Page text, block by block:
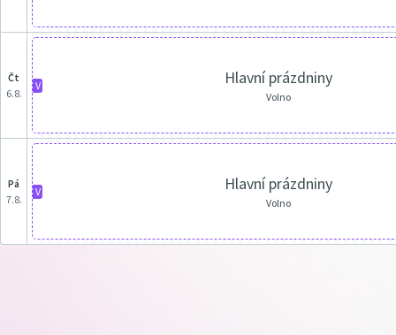
čt
6.8.
V Hlavní prázdniny
Volno
pá
7.8.
V Hlavní prázdniny
Volno